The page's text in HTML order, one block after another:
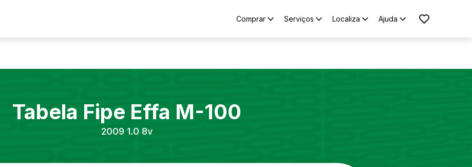
Comprar Serviços Localiza Ajuda
Tabela Fipe Effa M-100
2009 1.0 8v